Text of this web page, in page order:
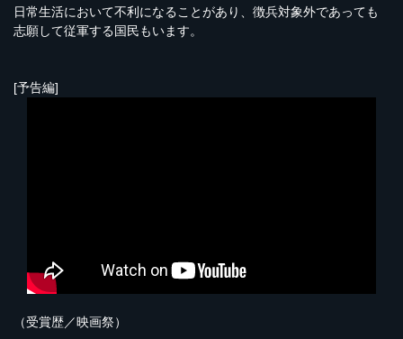
日常生活において不利になることがあり、徴兵対象外であっても
志願して従軍する国民もいます。
[予告編]
（受賞歴／映画祭）